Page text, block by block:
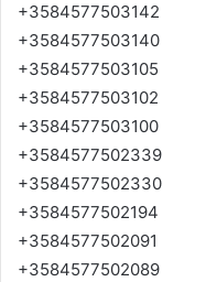
+3584577503142
+3584577503140
+3584577503105
+3584577503102
+3584577503100
+3584577502339
+3584577502330
+3584577502194
+3584577502091
+3584577502089